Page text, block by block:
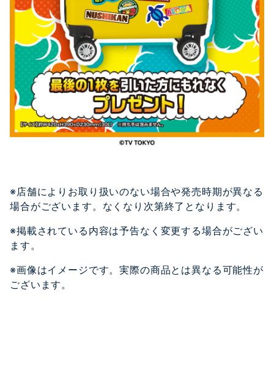
※店舗によりお取り扱いのない場合や発売時期が異なる
場合がございます。なくなり次第終了となります。
※掲載されている内容は予告なく変更する場合がござい
ます。
※画像はイメージです。実際の商品とは異なる可能性が
ございます。